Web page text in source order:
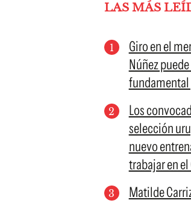
LAS MÁS
Giro en el
Núñez
fundamental
Los
selección
nuevo
trabajar en
Matilde